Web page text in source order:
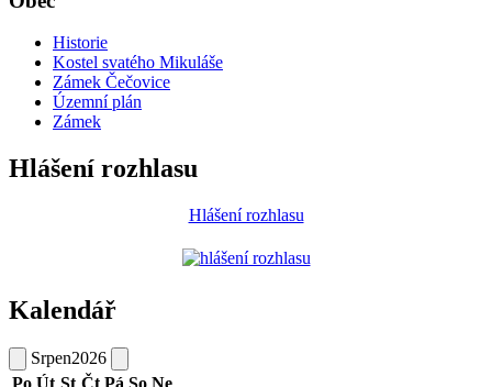
Historie
Kostel svatého Mikuláše
Zámek Čečovice
Územní plán
Zámek
Hlášení rozhlasu
Hlášení rozhlasu
Kalendář
Srpen2026
Po Út St Čt Pá So Ne